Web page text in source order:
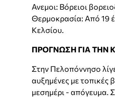
Ανεμοι: Βόρειοι
Θερμοκρασία: Από 19
Κελσίου.
ΠΡΟΓΝΩΣΗ ΓΙΑ ΤΗΝ
Στην Πελοπόννησο
αυξημένες με τοπικές
μεσημέρι - απόγευμα.